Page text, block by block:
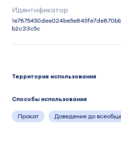
b2c33c5c
Территория использования
Способы использования
Прокат Доведение до